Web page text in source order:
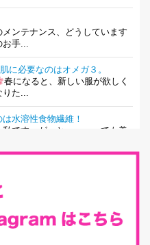
ンテナンス、どうしています
手...
に必要なのはオメガ３。
春になると、新しい服が欲しく
た...
水溶性食物繊維！
です。が、と〜〜〜っても美
中でいっちばん大事！だと私
買う？
リカにしているんだけど確か